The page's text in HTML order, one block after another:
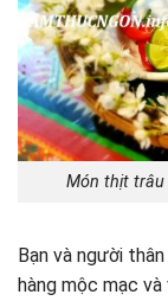
Món thịt trâu
Bạn và người
hàng mộc mạc